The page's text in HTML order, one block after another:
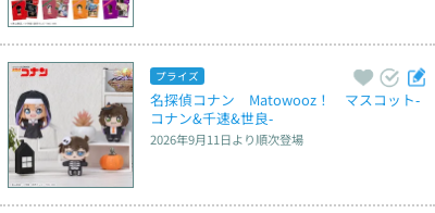
プライズ
名探偵コナン　Matowooz！　マスコット‐
コナン&千速&世良‐
2026年9月11日より順次登場